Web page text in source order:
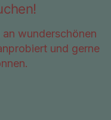
wunderschönen
und gerne